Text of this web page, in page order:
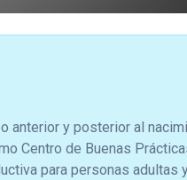
y posterior al
Centro de Buenas
para personas adultas